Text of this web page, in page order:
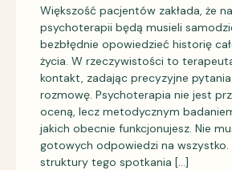
Większość pacjentów zakłada, że
psychoterapii będą musieli
bezbłędnie opowiedzieć historię
życia. W rzeczywistości to
kontakt, zadając precyzyjne
rozmowę. Psychoterapia nie jest
oceną, lecz metodycznym
jakich obecnie funkcjonujesz. Nie
gotowych odpowiedzi na wszystko.
struktury tego spotkania […]